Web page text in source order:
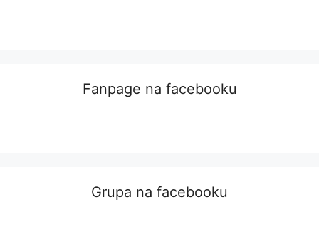
Fanpage na facebooku
Grupa na facebooku